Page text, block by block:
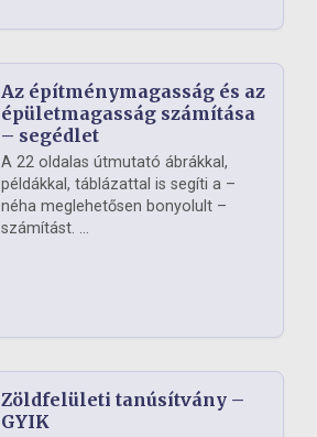
Az építménymagasság és az
épületmagasság számítása
– segédlet
A 22 oldalas útmutató ábrákkal,
példákkal, táblázattal is segíti a –
néha meglehetősen bonyolult –
számítást. ...
Zöldfelületi tanúsítvány –
GYIK